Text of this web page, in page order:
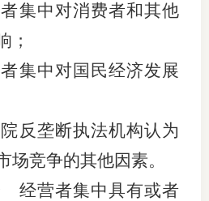
者集中对消费者和其他
；
者集中对国民经济发展
院反垄断执法机构认为
场竞争的其他因素。
经营者集中具有或者